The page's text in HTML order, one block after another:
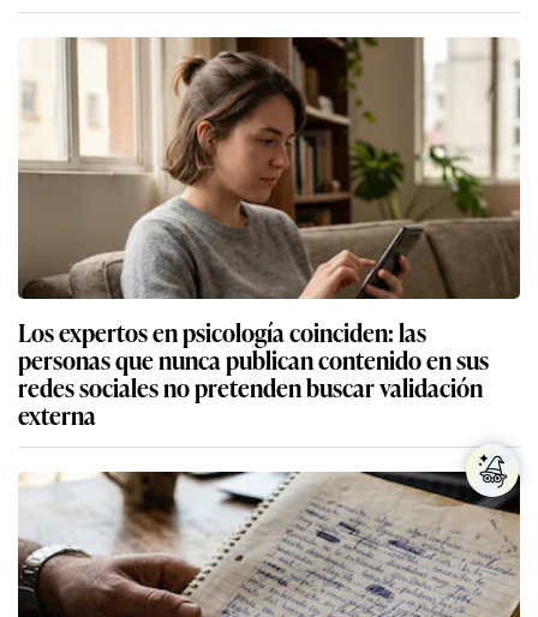
Los expertos en psicología coinciden: las
personas que nunca publican contenido en sus
redes sociales no pretenden buscar validación
externa